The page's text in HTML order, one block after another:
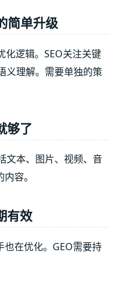
简单升级
化逻辑。SEO关注关键
义理解。需要单独的策
够了
文本、图片、视频、音
容。
有效
也在优化。GEO需要持